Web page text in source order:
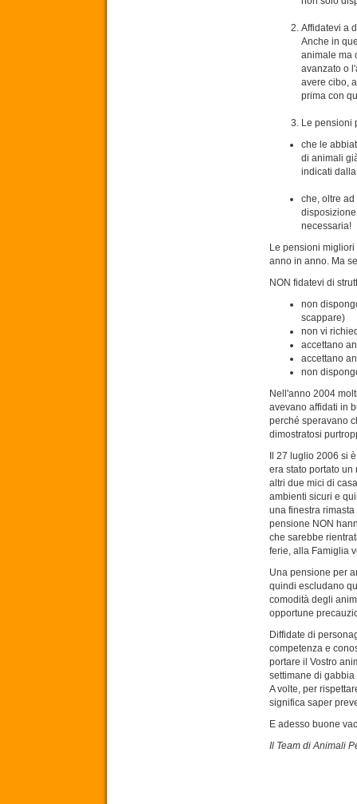
Affidatevi a
Anche in
animale ma
avanzato o
avere cibo,
prima con
Le pensioni
che le
di animali
indicati
che, oltre
necessaria!
Le pensioni
anno in anno. Ma
NON fidatevi di
non
scappare)
non vi
accettano
accettano
non
Nell'anno 2004
avevano affidati in
perché speravano
dimostratosi
Il 27 luglio 2006 si
era stato portato
altri due mici di
ambienti sicuri e
una finestra
pensione NON
che sarebbe
ferie, alla Famiglia
Una pensione per
quindi escludano
comodità degli
opportune
Diffidate di
competenza e
portare il Vostro
settimane di
A volte, per
significa saper
E adesso buone
Il Team di Animali